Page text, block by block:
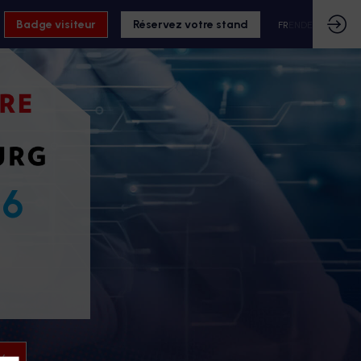
Badge visiteur Réservez votre stand FR